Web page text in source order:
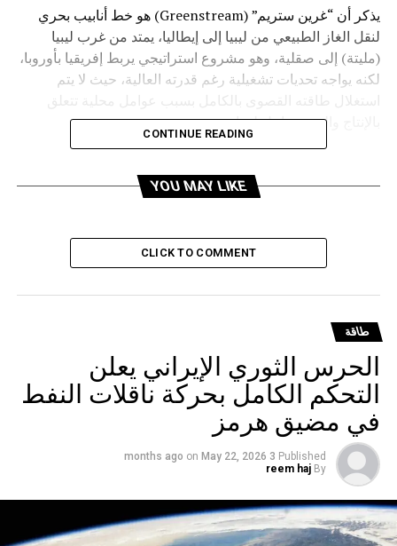
يذكر أن “غرين ستريم” (Greenstream) هو خط أنابيب بحري
لنقل الغاز الطبيعي من ليبيا إلى إيطاليا، يمتد من غرب ليبيا
(مليتة) إلى صقلية، وهو مشروع استراتيجي يربط إفريقيا بأوروبا،
لكنه يواجه تحديات تشغيلية رغم قدرته العالية، حيث لا يتم
استغلال طاقته القصوى بالكامل بسبب عوامل محلية تتعلق
بالإنتاج والتوزيع داخل ليبيا.
لتطوير حقل نفطي جنوبي البلاد
فنزويلا بسرعة
CONTINUE READING
YOU MAY LIKE
CLICK TO COMMENT
طاقة
الحرس الثوري الإيراني يعلن
التحكم الكامل بحركة ناقلات النفط
في مضيق هرمز
Published
3 months ago
on May 22, 2026
By
reem haj